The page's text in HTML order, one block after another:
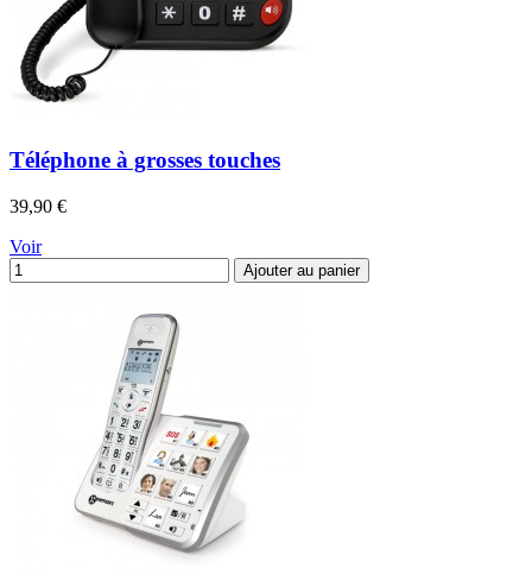
Téléphone à grosses touches
39,90 €Prix
Voir
Ajouter au panier